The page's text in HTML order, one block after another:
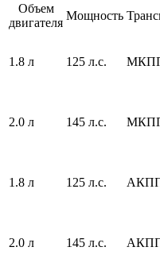
Объем
двигателя
Мощность
1.8 л 125 л.с.
2.0 л 145 л.с.
1.8 л 125 л.с.
2.0 л 145 л.с.